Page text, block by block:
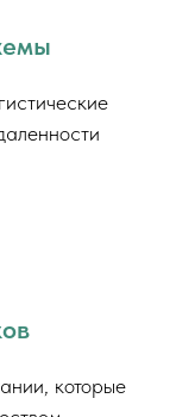
которые